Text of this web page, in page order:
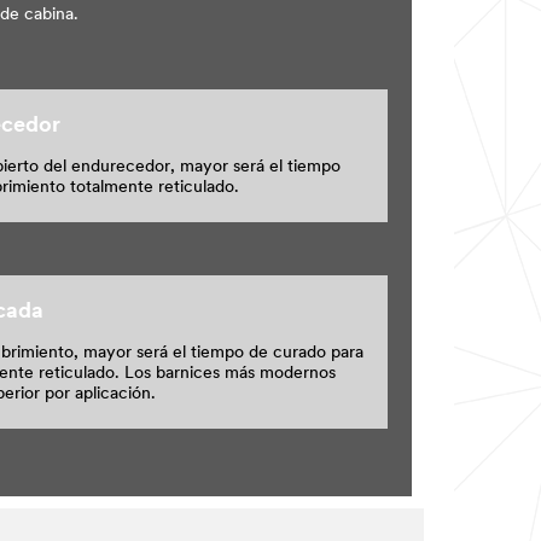
cabina.
del endurecedor, mayor será el tiempo
totalmente reticulado.
mayor será el tiempo de curado para
reticulado. Los barnices más modernos
por aplicación.